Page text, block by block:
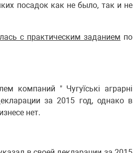
посадок как не было, так и не
с практическим заданием по
компаний " Чугуїські аграрні
за 2015 год, однако в
нет.